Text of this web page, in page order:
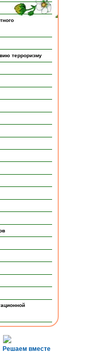
терроризму
Решаем вместе